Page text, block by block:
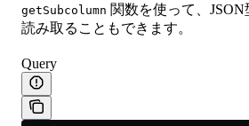
getSubcolumn 関数を使って、
読み取ることもできます。
Query